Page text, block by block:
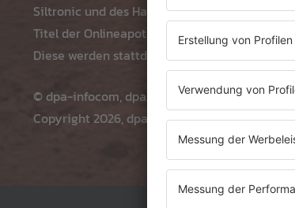
Siltronic und des Halbleiterzulieferers Suss
Titel der Onlineapotheke Redcare
Diese werden stattdessen im SDax notiert.
© dpa-infocom, dpa:260603-930-170139/2
Copyright 2026, dpa (
www.dpa.de). Alle